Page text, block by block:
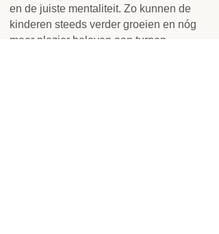
en de juiste mentaliteit. Zo kunnen de
kinderen steeds verder groeien en nóg
meer plezier beleven aan turnen.